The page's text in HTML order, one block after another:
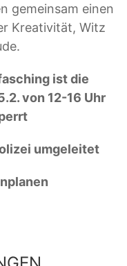
gemeinsam einen
Kreativität, Witz
ist die
von 12-16 Uhr
umgeleitet